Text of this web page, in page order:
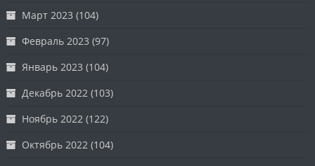
Март 2023 (104)
Февраль 2023 (97)
Январь 2023 (104)
Декабрь 2022 (103)
Ноябрь 2022 (122)
Октябрь 2022 (104)